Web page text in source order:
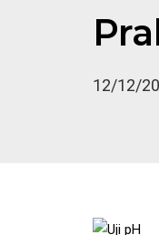
12/12/